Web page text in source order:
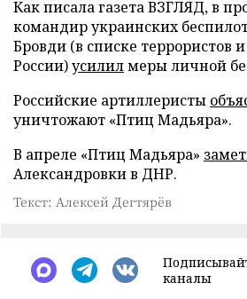
Как писала газета ВЗГЛЯД, в
командир украинских
Бровди (в списке террористов
России)усилилмеры личной
Российские артиллеристы
уничтожают «Птиц Мадьяра».
В апреле «Птиц Мадьяра»
Александровки в ДНР.
Текст: Алексей Дегтярёв
каналы